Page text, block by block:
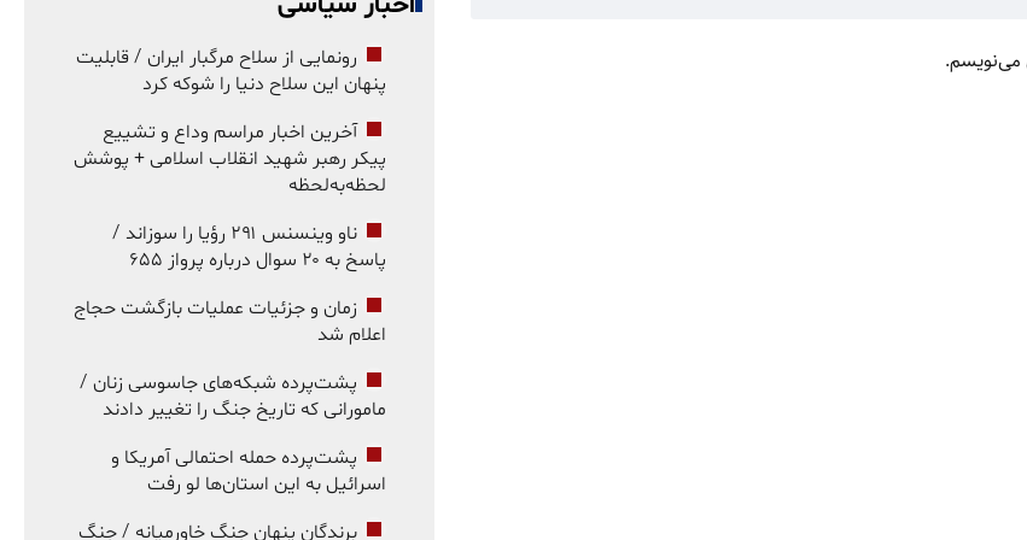
می‌نویسم.
رونمایی از سلاح مرگبار ایران / قابلیت
پنهان این سلاح دنیا را شوکه کرد
آخرین اخبار مراسم وداع و تشییع
پیکر رهبر شهید انقلاب اسلامی + پوشش
لحظه‌به‌لحظه
ناو وینسنس ۲۹۱ رؤیا را سوزاند /
پاسخ به ۲۰ سوال درباره پرواز ۶۵۵
زمان و جزئیات عملیات بازگشت حجاج
اعلام شد
پشت‌پرده شبکه‌های جاسوسی زنان /
مامورانی که تاریخ جنگ را تغییر دادند
پشت‌پرده حمله احتمالی آمریکا و
اسرائیل به این استان‌ها لو رفت
برندگان پنهان جنگ خاورمیانه / جنگ